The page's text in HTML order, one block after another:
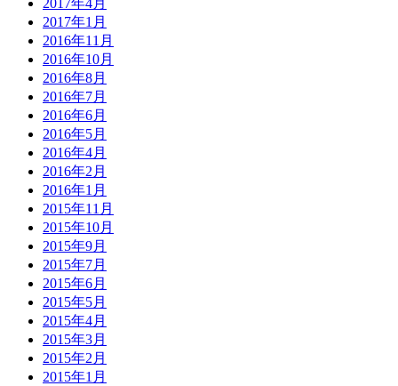
2017年4月
2017年1月
2016年11月
2016年10月
2016年8月
2016年7月
2016年6月
2016年5月
2016年4月
2016年2月
2016年1月
2015年11月
2015年10月
2015年9月
2015年7月
2015年6月
2015年5月
2015年4月
2015年3月
2015年2月
2015年1月